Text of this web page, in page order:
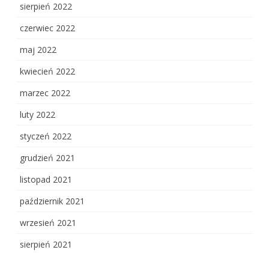
sierpień 2022
czerwiec 2022
maj 2022
kwiecień 2022
marzec 2022
luty 2022
styczeń 2022
grudzień 2021
listopad 2021
październik 2021
wrzesień 2021
sierpień 2021